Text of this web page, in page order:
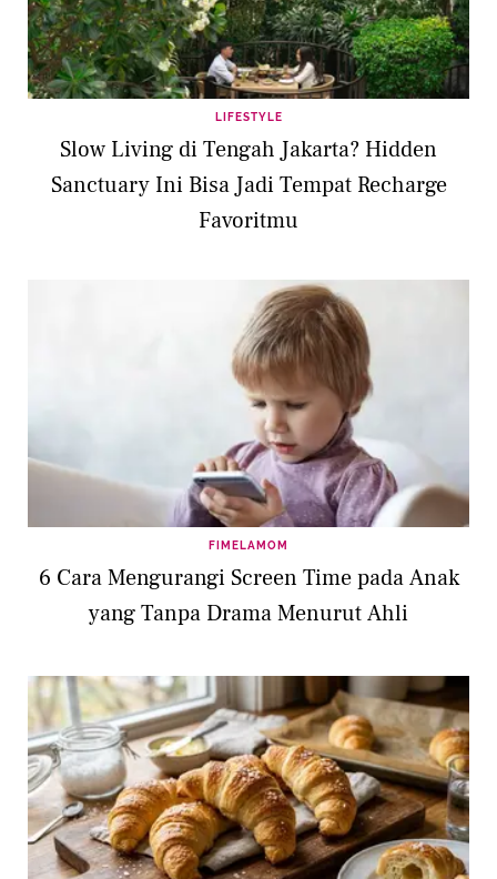
LIFESTYLE
Slow Living di Tengah Jakarta? Hidden
Sanctuary Ini Bisa Jadi Tempat Recharge
Favoritmu
FIMELAMOM
6 Cara Mengurangi Screen Time pada Anak
yang Tanpa Drama Menurut Ahli